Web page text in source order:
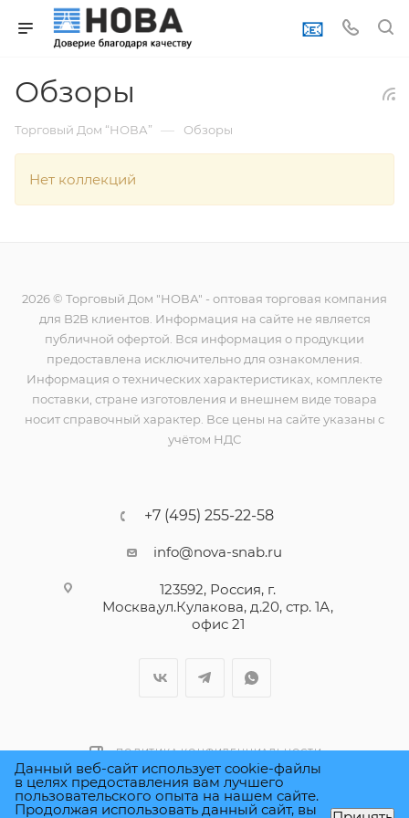
📧
Обзоры
Торговый Дом “НОВА” — Обзоры
Нет коллекций
2026 © Торговый Дом "НОВА" - оптовая торговая компания
для B2B клиентов. Информация на сайте не является
публичной офертой. Вся информация о продукции
предоставлена исключительно для ознакомления.
Информация о технических характеристиках, комплекте
поставки, стране изготовления и внешнем виде товара
носит справочный характер. Все цены на сайте указаны с
учётом НДС
+7 (495) 255-22-58
info@nova-snab.ru
123592, Россия, г.
Москва,ул.Кулакова, д.20, стр. 1А,
офис 21
ПОЛИТИКА КОНФИДЕНЦИАЛЬНОСТИ
Данный веб-сайт использует cookie-файлы
в целях предоставления вам лучшего
пользовательского опыта на нашем сайте.
Продолжая использовать данный сайт, вы